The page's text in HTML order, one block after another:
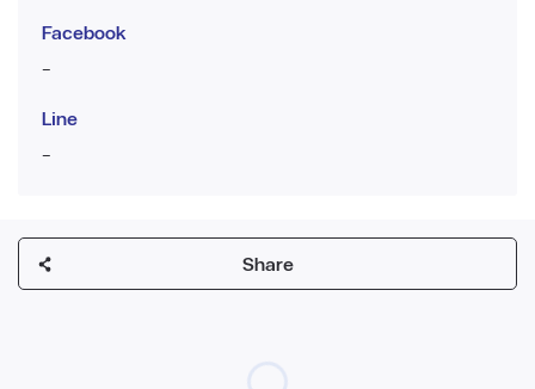
Facebook
-
Line
-
Share